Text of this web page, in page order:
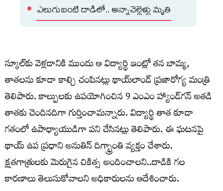
ఎలుగుబంటి దాడిలో.. అన్నాచెల్లెళ్లు మృతి
స్కూల్‌కు వెళ్లడానికి ముందు ఆ విద్యార్థి ఇంట్లో తన బామ్మ,
తాతలను కూడా కాల్చి చంపినట్లు థాయ్‌లాండ్ ప్రజారోగ్య మంత్రి
తెలిపారు. కాల్పులకు ఉపయోగించిన 9 ఎంఎం హ్యాండ్‌గన్ అతడి
తాతకు చెందినదిగా గుర్తించామన్నారు. విద్యార్థి తాత కూడా
గతంలో ఉపాధ్యాయుడిగా పని చేసినట్లు తెలిపారు. ఈ ఘటనపై
థాయ్ ఉప ప్రధాని అనుతిన్ దిగ్భ్రాంతి వ్యక్తం చేశారు.
క్షతగాత్రులకు మెరుగైన చికిత్స అందించాలని..దాడికి గల
కారణాలు తెలుసుకోవాలని అధికారులను ఆదేశించారు.